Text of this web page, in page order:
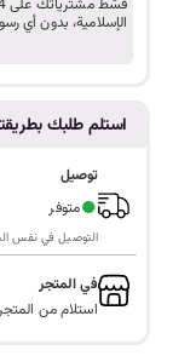
الإسلامية، بدون أي
استلم طلبك
توصيل
●متوفر
التوصيل في نفس
في المتجر
استلام من المتجر